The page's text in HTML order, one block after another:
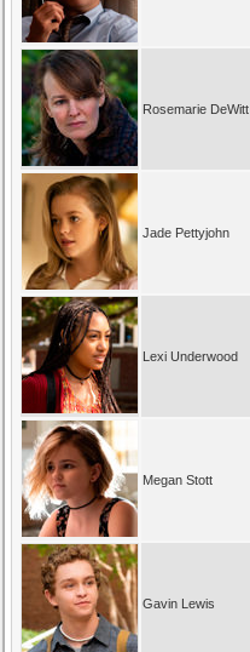
Rosemarie DeWitt
Jade Pettyjohn
Lexi Underwood
Megan Stott
Gavin Lewis